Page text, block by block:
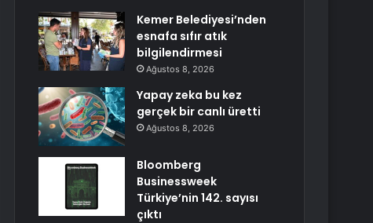
Kemer Belediyesi’nden
esnafa sıfır atık
bilgilendirmesi
Ağustos 8, 2026
Yapay zeka bu kez
gerçek bir canlı üretti
Ağustos 8, 2026
Bloomberg
Businessweek
Türkiye’nin 142. sayısı
çıktı